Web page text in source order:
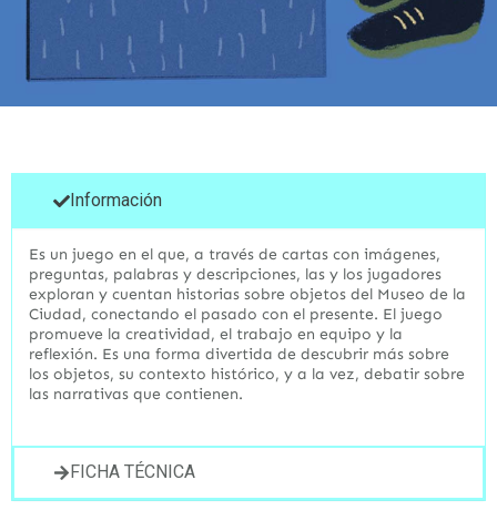
Información
FICHA TÉCNICA
Es un juego en el que, a través de cartas con imágenes,
preguntas, palabras y descripciones, las y los jugadores
exploran y cuentan historias sobre objetos del Museo de la
Ciudad, conectando el pasado con el presente. El juego
promueve la creatividad, el trabajo en equipo y la
reflexión. Es una forma divertida de descubrir más sobre
los objetos, su contexto histórico, y a la vez, debatir sobre
las narrativas que contienen.